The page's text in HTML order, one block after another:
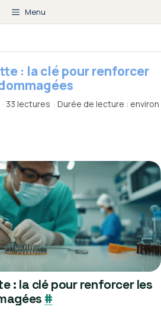
Menu
: la clé pour renforcer
· 33 lectures · Durée de lecture : environ
: la clé pour renforcer les
#